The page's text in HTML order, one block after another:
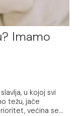
Imamo
u kojoj svi
težu, jače
većina se...